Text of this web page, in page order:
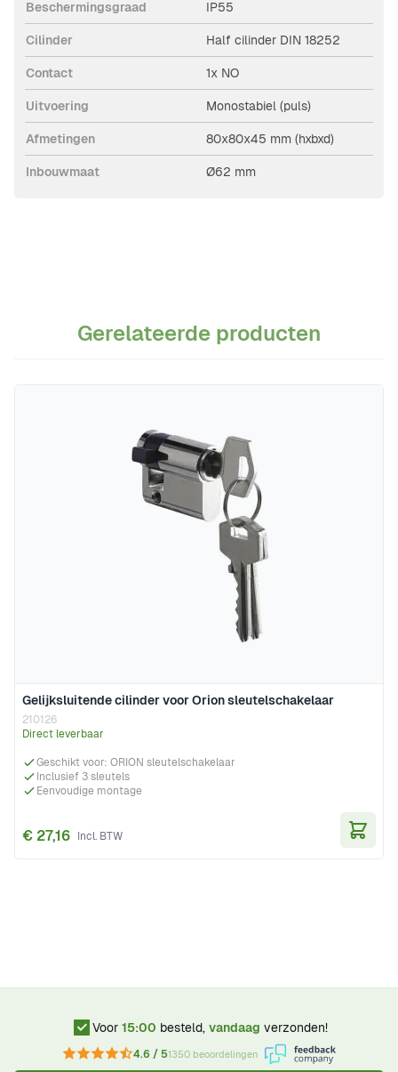
Beschermingsgraad IP55
Cilinder Half cilinder DIN 18252
Contact 1x NO
Uitvoering Monostabiel (puls)
Afmetingen 80x80x45 mm (hxbxd)
Inbouwmaat Ø62 mm
Gerelateerde producten
Gelijksluitende cilinder voor Orion sleutelschakelaar
210126
Direct leverbaar
Geschikt voor: ORION sleutelschakelaar
Inclusief 3 sleutels
Eenvoudige montage
€ 27,16
Voor 15:00 besteld, vandaag verzonden!
4.6 / 51350 beoordelingen